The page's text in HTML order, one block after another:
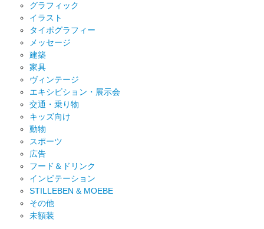
グラフィック
イラスト
タイポグラフィー
メッセージ
建築
家具
ヴィンテージ
エキシビション・展示会
交通・乗り物
キッズ向け
動物
スポーツ
広告
フード＆ドリンク
インビテーション
STILLEBEN & MOEBE
その他
未額装